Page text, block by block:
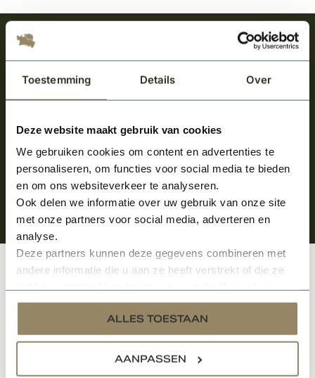
Toestemming Details Over
Deze website maakt gebruik van cookies
We gebruiken cookies om content en advertenties te
personaliseren, om functies voor social media te bieden
en om ons websiteverkeer te analyseren.
Ook delen we informatie over uw gebruik van onze site
met onze partners voor social media, adverteren en
analyse.
Deze partners kunnen deze gegevens combineren met
andere informatie die u aan ze heeft verstrekt of die ze
services.
ALLES TOESTAAN
AANPASSEN
Meld je aan en ontvang het laatste nieuws
over onze kempische bouwstijl!
Aanmelden voor de nieuwsbrief
Klantenservice
Categorieën